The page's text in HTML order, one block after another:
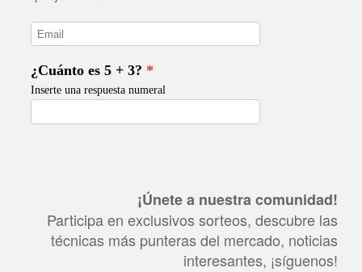
¡Únete a nuestra comunidad!
Participa en exclusivos sorteos, descubre las
técnicas más punteras del mercado, noticias
interesantes, ¡síguenos!